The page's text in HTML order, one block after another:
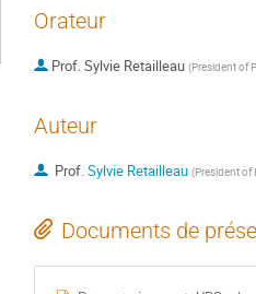
Orateur
Prof.Sylvie Retailleau (President of
Auteur
Prof.Sylvie Retailleau (President of
Documents de